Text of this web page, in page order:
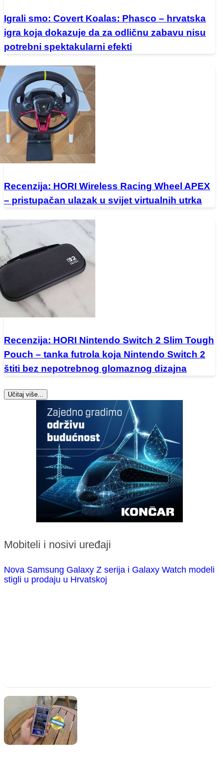
Igrali smo: Covert Koalas: Phasco – hrvatska
igra koja dokazuje da za odličnu zabavu nisu
potrebni spektakularni efekti
Recenzija: HORI Wireless Racing Wheel APEX
– pristupačan ulazak u svijet virtualnih utrka
Recenzija: HORI Nintendo Switch 2 Slim Tough
Pouch – tanka futrola koja Nintendo Switch 2
štiti bez nepotrebnog glomaznog dizajna
Učitaj više...
Mobiteli i nosivi uređaji
Nova Samsung Galaxy Z serija i Galaxy Watch modeli
stigli u prodaju u Hrvatskoj